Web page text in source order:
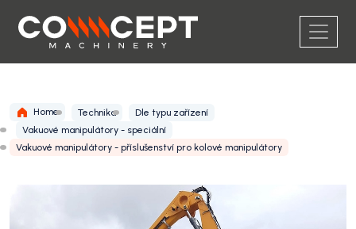
Home Technika
Dle typu zařízení
Vakuové manipulátory - speciální
Vakuové manipulátory - příslušenství pro kolové manipulátory